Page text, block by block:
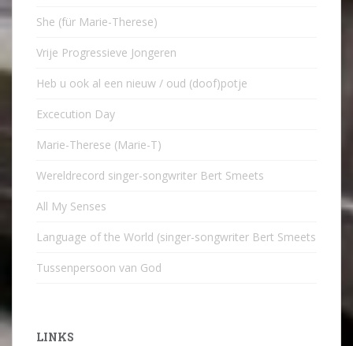
She (für Marie-Therese)
Vrije Progressieve Jongeren
Heb u ook al een nieuw / oud (doof)potje
Excecution Day
Marie-Therese (Marie-T)
Wereldrecord singer-songwriter Bert Smeets
All My Senses
Language of the World (singer-songwriter Bert Smeets
Tussenpersoon van God
LINKS